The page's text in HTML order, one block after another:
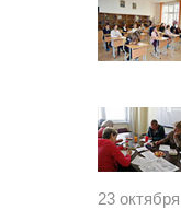
23